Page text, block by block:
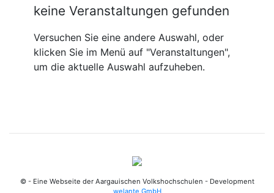
keine Veranstaltungen gefunden
Versuchen Sie eine andere Auswahl, oder
klicken Sie im Menü auf "Veranstaltungen",
um die aktuelle Auswahl aufzuheben.
© - Eine Webseite der Aargauischen Volkshochschulen - Development
welante GmbH